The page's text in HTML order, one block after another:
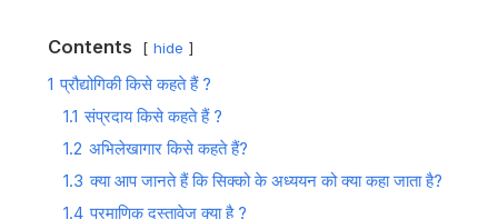
Contents hide
1 प्रौद्योगिकी किसे कहते हैं ?
1.1 संप्रदाय किसे कहते हैं ?
1.2 अभिलेखागार किसे कहते हैं?
1.3 क्या आप जानते हैं कि सिक्को के अध्ययन को क्या कहा जाता है?
1.4 प्रमाणिक दस्तावेज क्या है ?